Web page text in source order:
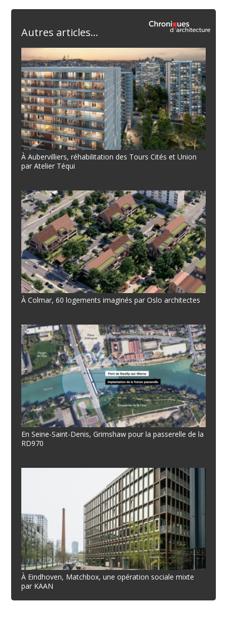
Autres articles...
À Aubervilliers, réhabilitation des Tours Cités et Union
par Atelier Téqui
À Colmar, 60 logements imaginés par Oslo architectes
En Seine-Saint-Denis, Grimshaw pour la passerelle de la
RD970
À Eindhoven, Matchbox, une opération sociale mixte
par KAAN